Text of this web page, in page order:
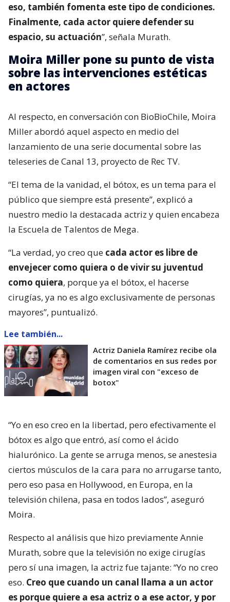
eso, también fomenta este tipo de condiciones.
Finalmente, cada actor quiere defender su
espacio, su actuación”, señala Murath.
Moira Miller pone su punto de vista
sobre las intervenciones estéticas
en actores
Al respecto, en conversación con BioBioChile, Moira
Miller abordó aquel aspecto en medio del
lanzamiento de una serie documental sobre las
teleseries de Canal 13, proyecto de Rec TV.
“El tema de la vanidad, el bótox, es un tema para el
público que siempre está presente”, explicó a
nuestro medio la destacada actriz y quien encabeza
la Escuela de Talentos de Mega.
“La verdad, yo creo que cada actor es libre de
envejecer como quiera o de vivir su juventud
como quiera, porque ya el bótox, el hacerse
cirugías, ya no es algo exclusivamente de personas
mayores”, puntualizó.
Lee también...
Actriz Daniela Ramírez recibe ola
de comentarios en sus redes por
imagen viral con "exceso de
botox"
“Yo en eso creo en la libertad, pero efectivamente el
bótox es algo que entró, así como el ácido
hialurónico. La gente se arruga menos, se anestesia
ciertos músculos de la cara para no arrugarse tanto,
pero eso pasa en Hollywood, en Europa, en la
televisión chilena, pasa en todos lados”, aseguró
Moira.
Respecto al análisis que hizo previamente Annie
Murath, sobre que la televisión no exige cirugías
pero sí una imagen, la actriz fue tajante: “Yo no creo
eso. Creo que cuando un canal llama a un actor
es porque quiere a esa actriz o a ese actor, y por